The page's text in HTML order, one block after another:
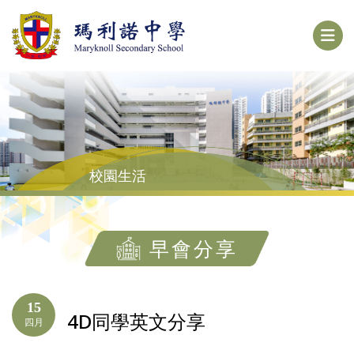
校園生活
早會分享
15
四月 4D同學英文分享